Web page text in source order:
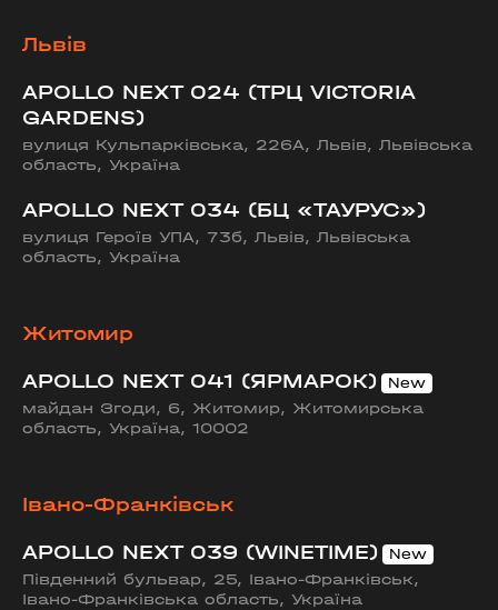
Львів
APOLLO NEXT 024 (ТРЦ VICTORIA
GARDENS)
вулиця Кульпарківська, 226А, Львів, Львівська
область, Україна
APOLLO NEXT 034 (БЦ «ТАУРУС»)
вулиця Героїв УПА, 73б, Львів, Львівська
область, Україна
Житомир
APOLLO NEXT 041 (ЯРМАРОК)
майдан Згоди, 6, Житомир, Житомирська
область, Україна, 10002
Івано-Франківськ
APOLLO NEXT 039 (WINETIME)
Південний бульвар, 25, Івано-Франківськ,
Івано-Франківська область, Україна